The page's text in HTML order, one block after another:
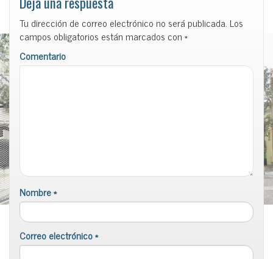
Tu dirección de correo electrónico no será publicada. Los
campos obligatorios están marcados con*
Comentario
Nombre*
Correo electrónico*